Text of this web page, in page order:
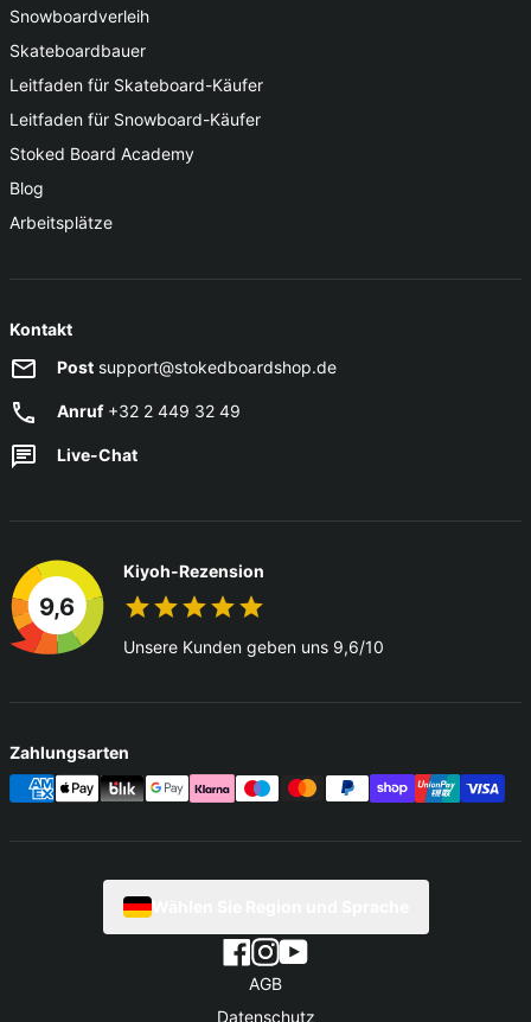
Snowboardverleih
Skateboardbauer
Leitfaden für Skateboard-Käufer
Leitfaden für Snowboard-Käufer
Stoked Board Academy
Blog
Arbeitsplätze
Kontakt
Post support@stokedboardshop.de
Anruf+32 2 449 32 49
Live-Chat
9,6
Kiyoh-Rezension
Unsere Kunden geben uns 9,6/10
Zahlungsarten
Wählen Sie Region und Sprache
AGB
Datenschutz